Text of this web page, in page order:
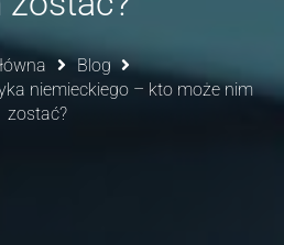
Blog
niemieckiego – kto może nim
zostać?